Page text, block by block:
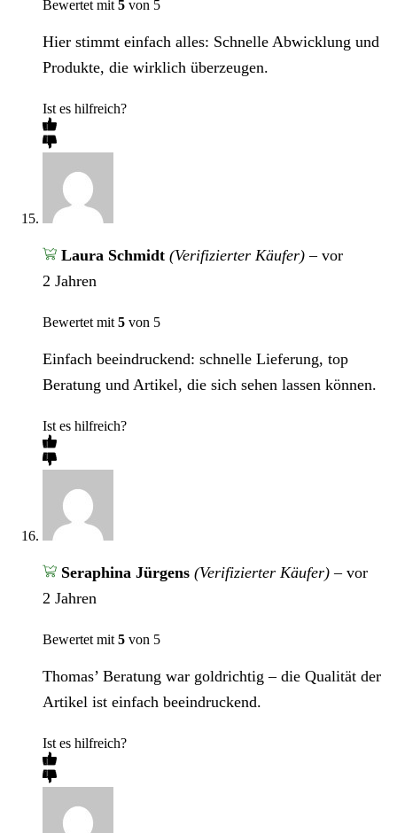
Bewertet mit 5 von 5
Hier stimmt einfach alles: Schnelle Abwicklung und
Produkte, die wirklich überzeugen.
Ist es hilfreich?
Laura Schmidt (Verifizierter Käufer) – vor
2 Jahren
Bewertet mit 5 von 5
Einfach beeindruckend: schnelle Lieferung, top
Beratung und Artikel, die sich sehen lassen können.
Ist es hilfreich?
Seraphina Jürgens (Verifizierter Käufer) – vor
2 Jahren
Bewertet mit 5 von 5
Thomas’ Beratung war goldrichtig – die Qualität der
Artikel ist einfach beeindruckend.
Ist es hilfreich?